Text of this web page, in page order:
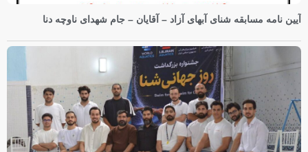
آیین نامه مسابقه شنای آبهای آزاد – آقایان – جام شهدای ناوچه دنا